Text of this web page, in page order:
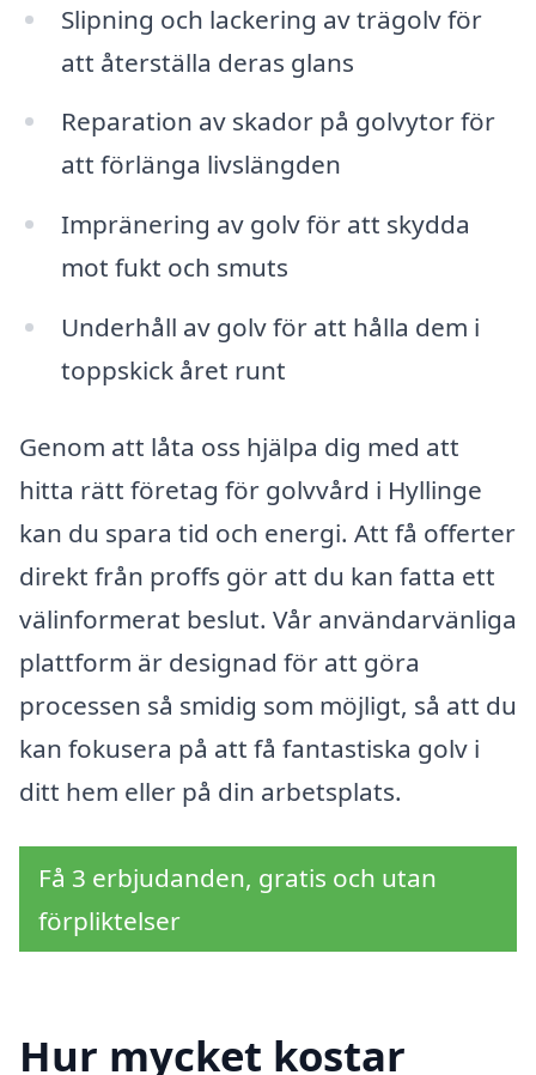
Slipning och lackering av trägolv för
att återställa deras glans
Reparation av skador på golvytor för
att förlänga livslängden
Impränering av golv för att skydda
mot fukt och smuts
Underhåll av golv för att hålla dem i
toppskick året runt
Genom att låta oss hjälpa dig med att
hitta rätt företag för golvvård i Hyllinge
kan du spara tid och energi. Att få offerter
direkt från proffs gör att du kan fatta ett
välinformerat beslut. Vår användarvänliga
plattform är designad för att göra
processen så smidig som möjligt, så att du
kan fokusera på att få fantastiska golv i
ditt hem eller på din arbetsplats.
Få 3 erbjudanden, gratis och utan
förpliktelser
Hur mycket kostar